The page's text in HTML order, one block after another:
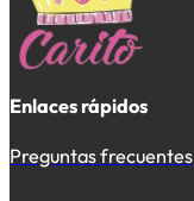
Enlaces rápidos
Preguntas frecuentes